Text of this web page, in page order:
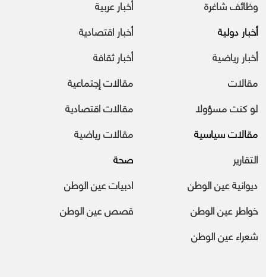
وظائف شاغرة
أخبار عربية
أخبار دولية
أخبار اقتصادية
أخبار رياضية
أخبار ثقافة
مقالات
مقالات إجتماعية
لو كنت مسؤولا
مقالات اقتصادية
مقالات سياسية
مقالات رياضية
التقارير
صحة
ديوانية عين الوطن
ادبيات عين الوطن
خواطر عين الوطن
قصص عين الوطن
شعراء عين الوطن